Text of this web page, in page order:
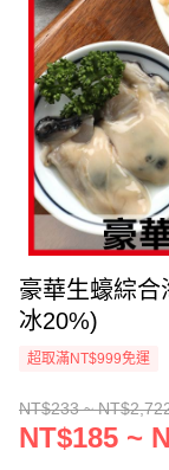
豪華生蠔綜合
冰20%)
超取滿NT$999免運
NT$233 ~
NT$185 ~